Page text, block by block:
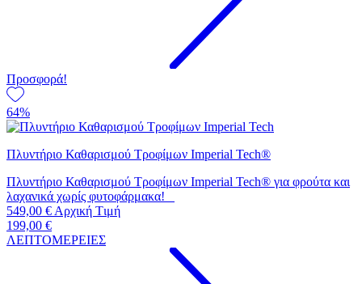
Προσφορά!
64%
Πλυντήριο Καθαρισμού Τροφίμων Imperial Tech®
Πλυντήριο Καθαρισμού Τροφίμων Imperial Tech® για φρούτα και
λαχανικά χωρίς φυτοφάρμακα!
549,00 € Aρχική Tιμή
199,00 €
ΛΕΠΤΟΜΕΡΕΙΕΣ